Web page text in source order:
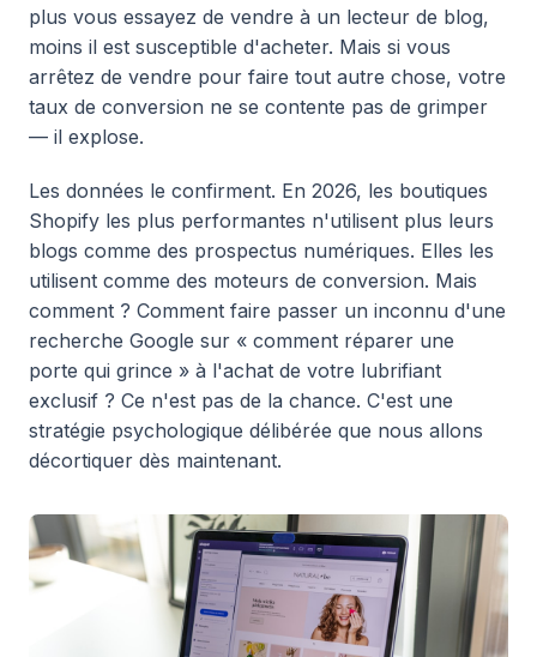
plus vous essayez de vendre à un lecteur de blog,
moins il est susceptible d'acheter. Mais si vous
arrêtez de vendre pour faire tout autre chose, votre
taux de conversion ne se contente pas de grimper
— il explose.
Les données le confirment. En 2026, les boutiques
Shopify les plus performantes n'utilisent plus leurs
blogs comme des prospectus numériques. Elles les
utilisent comme des moteurs de conversion. Mais
comment ? Comment faire passer un inconnu d'une
recherche Google sur « comment réparer une
porte qui grince » à l'achat de votre lubrifiant
exclusif ? Ce n'est pas de la chance. C'est une
stratégie psychologique délibérée que nous allons
décortiquer dès maintenant.